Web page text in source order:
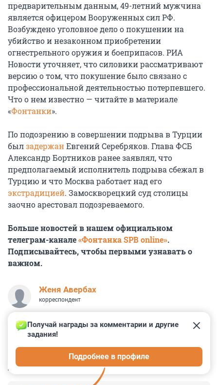
предварительным данным, 49-летний мужчина
является офицером Вооруженных сил РФ.
Возбуждено уголовное дело о покушении на
убийство и незаконном приобретении
огнестрельного оружия и боеприпасов. РИА
Новости уточняет, что силовики рассматривают
версию о том, что покушение было связано с
профессиональной деятельностью потерпевшего.
Что о нем известно — читайте в материале
«Фонтанки».
По подозрению в совершении подрыва в Турции
былзадержанЕвгений Серебряков. Глава ФСБ
Александр Бортников ранее заявлял, что
предполагаемый исполнитель подрыва сбежал в
Турцию и что Москва работает над его
экстрадицией. Замоскворецкий суд столицы
заочно арестовал подозреваемого.
Больше новостей в нашем официальном
телеграм-канале«Фонтанка SPB online».
Подписывайтесь, чтобы первыми узнавать о
важном.
Женя Авербах
корреспондент
КОММЕНТАРИИ 7
Получай награды за комментарии и другие
задания!
Подробнее в профиле